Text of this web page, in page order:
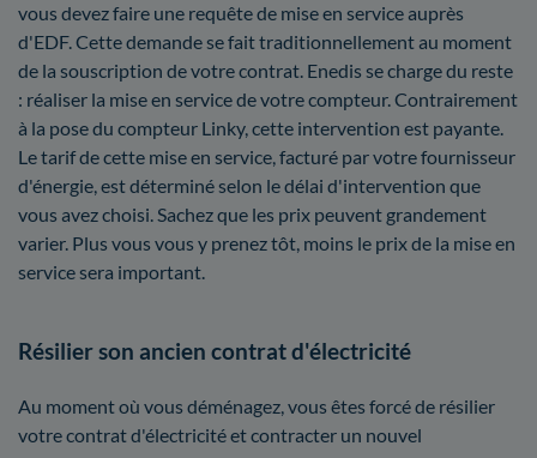
vous devez faire une requête de mise en service auprès
d'EDF. Cette demande se fait traditionnellement au moment
de la souscription de votre contrat. Enedis se charge du reste
: réaliser la mise en service de votre compteur. Contrairement
à la pose du compteur Linky, cette intervention est payante.
Le tarif de cette mise en service, facturé par votre fournisseur
d'énergie, est déterminé selon le délai d'intervention que
vous avez choisi. Sachez que les prix peuvent grandement
varier. Plus vous vous y prenez tôt, moins le prix de la mise en
service sera important.
Résilier son ancien contrat d'électricité
Au moment où vous déménagez, vous êtes forcé de résilier
votre contrat d'électricité et contracter un nouvel